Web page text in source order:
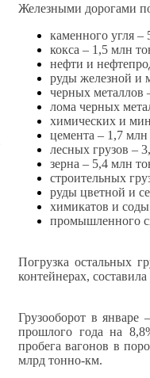
Железными дорогами
каменного угля
кокса – 1,5 млн
нефти и
руды железной и
черных металлов
лома черных
химических и
цемента – 1,7
лесных грузов –
зерна – 5,4 млн
строительных
руды цветной и
химикатов и
промышленного
Погрузка остальных
контейнерах,
Грузооборот в
прошлого года на
пробега вагонов в
млрд тонно-км.